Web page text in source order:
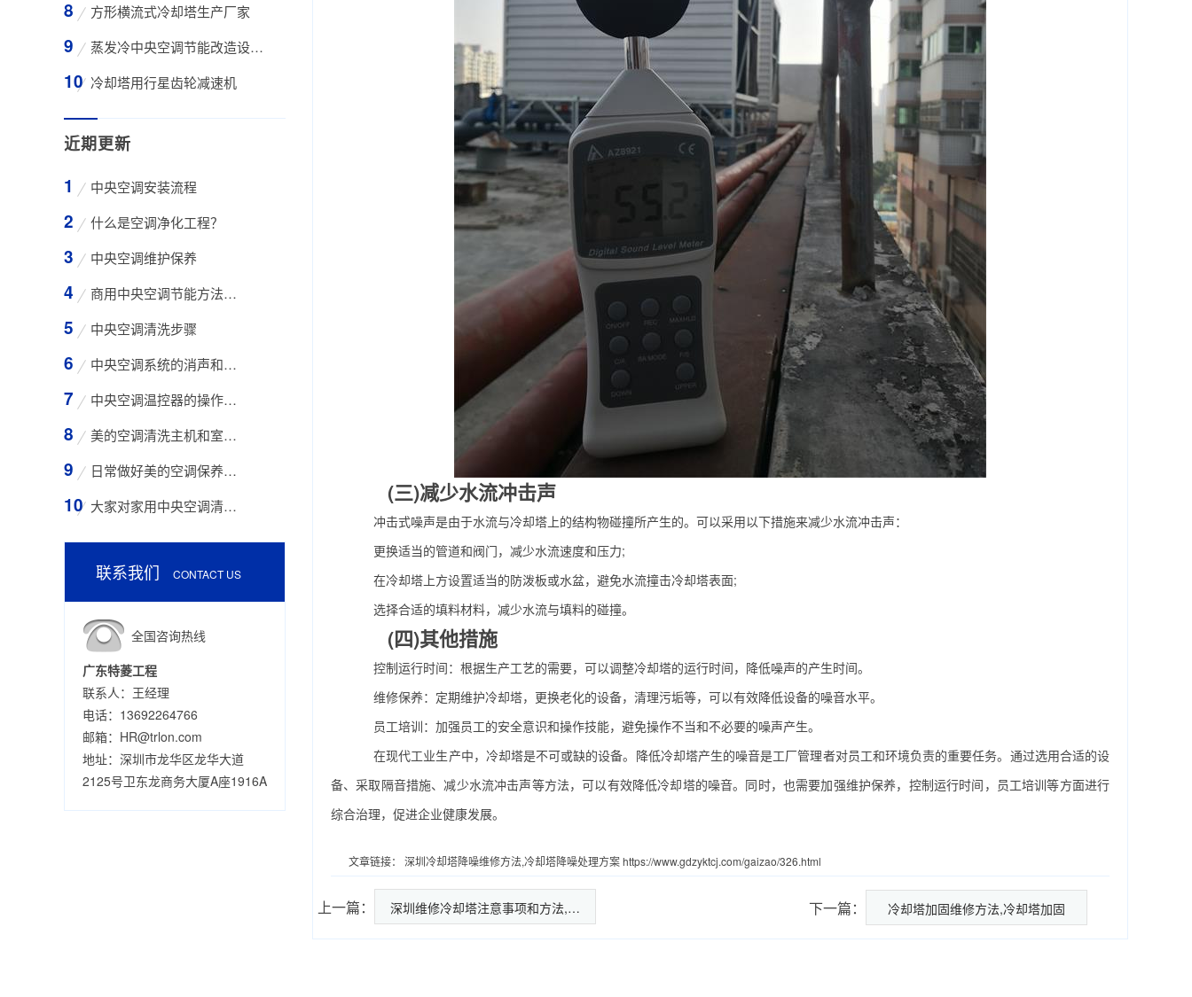
方形横流式冷却塔生产厂家
蒸发冷中央空调节能改造设备WK-30TA 4*3HP
冷却塔用行星齿轮减速机
近期更新
中央空调安装流程
什么是空调净化工程？
中央空调维护保养
商用中央空调节能方法与技巧
中央空调清洗步骤
中央空调系统的消声和减振措施
中央空调温控器的操作方法
美的空调清洗主机和室外空气入口的步骤
日常做好美的空调保养工作有哪些好处？
大家对家用中央空调清洗存在哪些误区？
联系我们 CONTACT US
全国咨询热线
广东特菱工程
联系人：王经理
电话：13692264766
邮箱：HR@trlon.com
地址：深圳市龙华区龙华大道
2125号卫东龙商务大厦A座1916A
(三)减少水流冲击声
冲击式噪声是由于水流与冷却塔上的结构物碰撞所产生的。可以采用以下措施来减少水流冲击声：
更换适当的管道和阀门，减少水流速度和压力;
在冷却塔上方设置适当的防泼板或水盆，避免水流撞击冷却塔表面;
选择合适的填料材料，减少水流与填料的碰撞。
(四)其他措施
控制运行时间：根据生产工艺的需要，可以调整冷却塔的运行时间，降低噪声的产生时间。
维修保养：定期维护冷却塔，更换老化的设备，清理污垢等，可以有效降低设备的噪音水平。
员工培训：加强员工的安全意识和操作技能，避免操作不当和不必要的噪声产生。
在现代工业生产中，冷却塔是不可或缺的设备。降低冷却塔产生的噪音是工厂管理者对员工和环境负责的重要任务。通过选用合适的设
备、采取隔音措施、减少水流冲击声等方法，可以有效降低冷却塔的噪音。同时，也需要加强维护保养，控制运行时间，员工培训等方面进行
综合治理，促进企业健康发展。
文章链接： 深圳冷却塔降噪维修方法,冷却塔降噪处理方案https://www.gdzyktcj.com/gaizao/326.html
上一篇： 深圳维修冷却塔注意事项和方法,… 下一篇： 冷却塔加固维修方法,冷却塔加固